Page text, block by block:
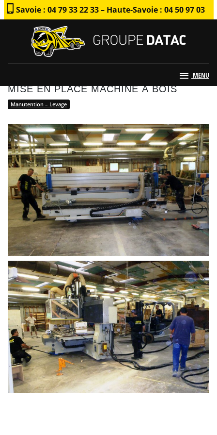
Savoie : 04 79 33 22 33 – Haute-Savoie : 04 50 97 03
MENU
MISE EN PLACE MACHINE À BOIS
Manutention – Levage